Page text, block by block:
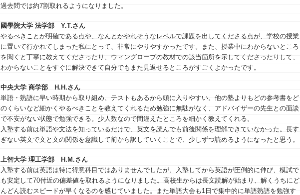
過去問では約7割取れるようになりました。
國學院大学 法学部 Y.T.さん
やるべきことが明確である点や、なんとかやれそうなレベルで課題を出してくださる点が、学校の授業
に置いて行かれてしまった私にとって、非常にやりやすかったです。また、授業中にわからないところ
を聞くと丁寧に教えてくださったり、ウィングローブの教材での該当箇所を示してくださったりして、
わからないことをすぐに解決できて自分でもまた見返せるところがすごくよかったです。
中央大学 商学部
H.H.さん
単語・熟語に早い時期から取り組め、テストもあるから頭に入りやすい。他の塾よりもどの参考書をど
のくらいなど細かくやるべきことを教えてくれるため勉強に無駄がなく、アドバイザーの先生との面談
で不安がない状態で勉強できる。少人数なので間違えたところを細かく教えてくれる。
入塾する前は単語や文法を知っているだけで、英文を読んでも前後関係を理解できていなかった。長す
ぎない英文で文と文の関係を意識して前から訳していくことで、少しずつ読めるようになったと思う。
上智大学 理工学部
H.M.さん
入塾する前は英語は特に得意科目ではありませんでしたが、入塾してから英語が圧倒的に伸び、模試で
も安定して70付近の偏差値を取れるようになりました。高校生からは長文読解が始まり、解くうちにど
んどん読むスピードが早くなるのを感じていました。また単語大会も1日で集中的に単語熟語を勉強す